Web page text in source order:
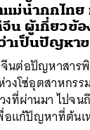
ม่น้ำกกไทย
น ผู้เกี่ยวข้
เป็นปัญหาข
นต่อปัญหาสาร
งโซ่อุตสาหกร
ที่ผ่านมา ไปจน
อแก้ปัญหาที่ต้น